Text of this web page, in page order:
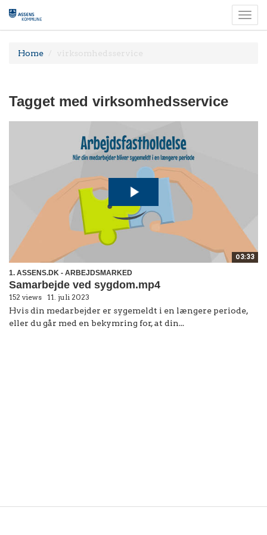
Home virksomhedsservice
Tagget med virksomhedsservice
03:33
1. ASSENS.DK - ARBEJDSMARKED
Samarbejde ved sygdom.mp4
152 views 11. juli 2023
Hvis din medarbejder er sygemeldt i en længere periode,
eller du går med en bekymring for, at din...